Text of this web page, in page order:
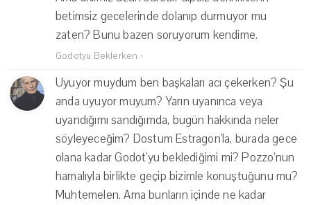
betimsiz gecelerinde dolanıp durmuyor mu
zaten? Bunu bazen soruyorum kendime.
Godotyu Beklerken ·
Uyuyor muydum ben başkaları acı çekerken? Şu
anda uyuyor muyum? Yarın uyanınca veya
uyandığımı sandığımda, bugün hakkında neler
söyleyeceğim? Dostum Estragon'la, burada gece
olana kadar Godot'yu beklediğimi mi? Pozzo'nun
hamalıyla birlikte geçip bizimle konuştuğunu mu?
Muhtemelen. Ama bunların içinde ne kadar